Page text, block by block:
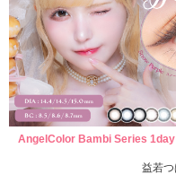
AngelColor Bambi Series 1day
益若